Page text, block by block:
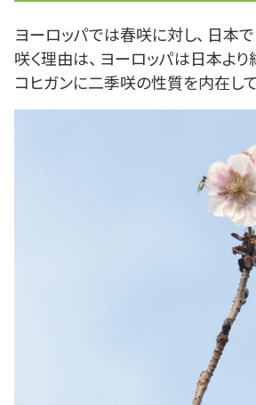
ヨーロッパでは春咲に対し、 日本
咲く理由は、 ヨーロッパは日本より
コヒガンに二季咲の性質を内在して